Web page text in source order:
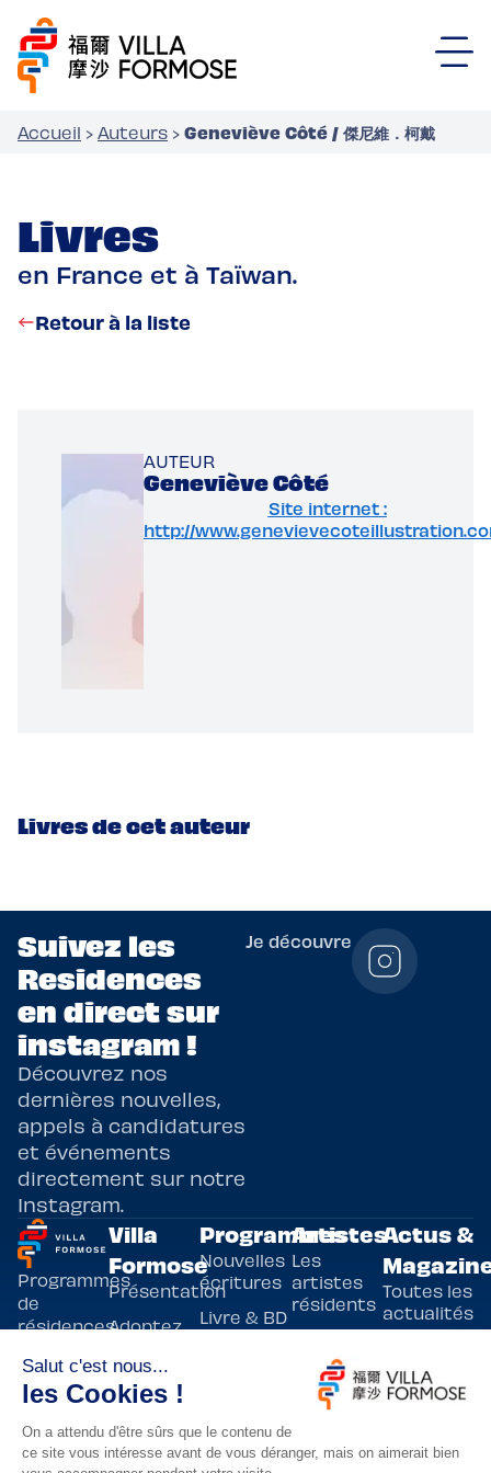
Accueil › Auteurs › Geneviève Côté / 傑尼維．柯戴
Livres
en France et à Taïwan.
Retour à la liste
AUTEUR
Geneviève Côté
Site internet :
http://
Livres de cet auteur
Suivez les
Residences
en direct sur
instagram !
Découvrez nos
dernières nouvelles,
appels à candidatures
et événements
directement sur notre
Instagram.
Je découvre
Programmes
de
résidences
bilatérales,
entre la
Taïwan.
Taipei,
Villa
Formose
Présentation
Adoptez
Lieux de
résidence
Programmes
Nouvelles
écritures
Livre & BD
innovants
Nuit
Artistes
Les
artistes
résidents
Actus &
Toutes les
actualités